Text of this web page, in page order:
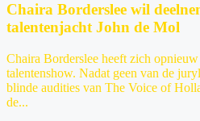
Chaira Borderslee wil
talentenjacht John de Mol
Chaira Borderslee heeft zich
talentenshow. Nadat geen van de
blinde audities van The Voice of
de...